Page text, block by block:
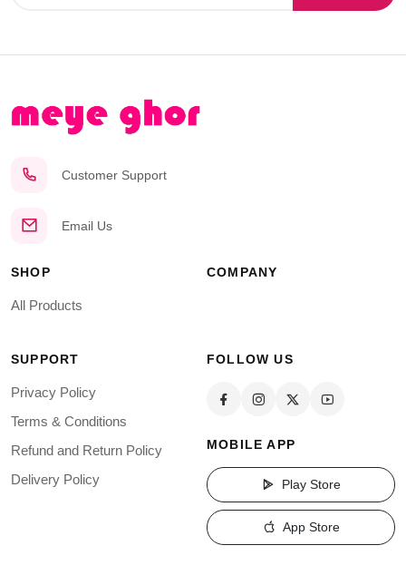
Customer Support
Email Us
SHOP
All Products
COMPANY
SUPPORT
Privacy Policy
Terms & Conditions
Refund and Return Policy
Delivery Policy
FOLLOW US
MOBILE APP
Play Store
App Store